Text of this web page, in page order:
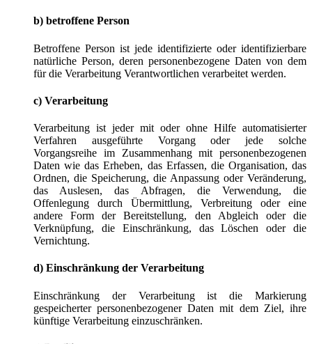
b) betroffene Person
Betroffene Person ist jede identifizierte oder identifizierbare
natürliche Person, deren personenbezogene Daten von dem
für die Verarbeitung Verantwortlichen verarbeitet werden.
c) Verarbeitung
Verarbeitung ist jeder mit oder ohne Hilfe automatisierter
Verfahren ausgeführte Vorgang oder jede solche
Vorgangsreihe im Zusammenhang mit personenbezogenen
Daten wie das Erheben, das Erfassen, die Organisation, das
Ordnen, die Speicherung, die Anpassung oder Veränderung,
das Auslesen, das Abfragen, die Verwendung, die
Offenlegung durch Übermittlung, Verbreitung oder eine
andere Form der Bereitstellung, den Abgleich oder die
Verknüpfung, die Einschränkung, das Löschen oder die
Vernichtung.
d) Einschränkung der Verarbeitung
Einschränkung der Verarbeitung ist die Markierung
gespeicherter personenbezogener Daten mit dem Ziel, ihre
künftige Verarbeitung einzuschränken.